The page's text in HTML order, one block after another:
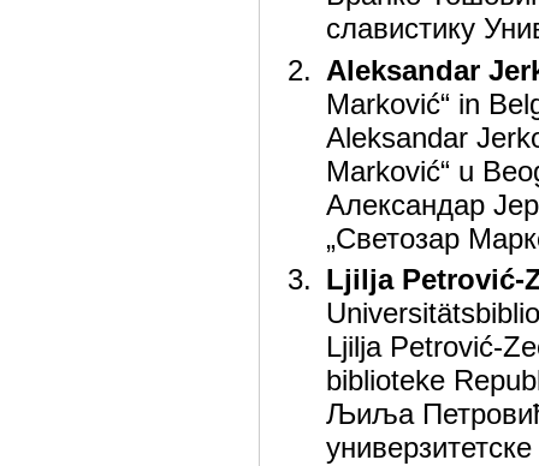
славистику
Aleksandar
Marković“ in
Aleksandar
Marković“ u
Александар
„Светозар
Ljilja Petrović-
Ljilja Petrović-
bibliotekе
Љиља